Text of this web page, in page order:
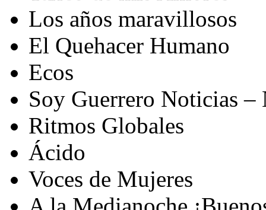
Los años maravillosos
El Quehacer Humano
Ecos
Soy Guerrero Noticias –
Ritmos Globales
Ácido
Voces de Mujeres